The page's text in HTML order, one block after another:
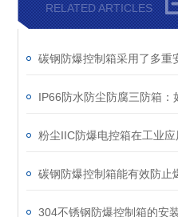
RELATED ARTICLES